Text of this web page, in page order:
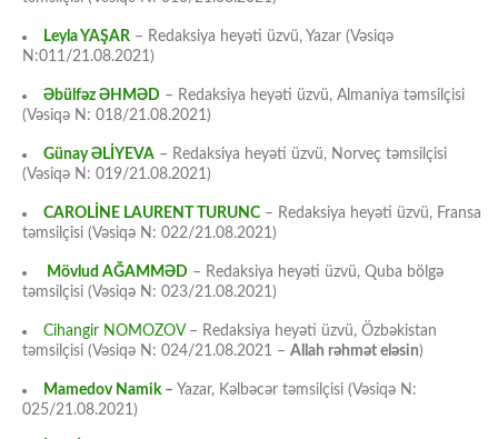
Leyla YAŞAR – Redaksiya heyəti üzvü, Yazar (Vəsiqə
N:011/21.08.2021)
Əbülfəz ƏHMƏD – Redaksiya heyəti üzvü, Almaniya təmsilçisi
(Vəsiqə N: 018/21.08.2021)
Günay ƏLİYEVA – Redaksiya heyəti üzvü, Norveç təmsilçisi
(Vəsiqə N: 019/21.08.2021)
CAROLİNE LAURENT TURUNC – Redaksiya heyəti üzvü, Fransa
təmsilçisi (Vəsiqə N: 022/21.08.2021)
Mövlud AĞAMMƏD – Redaksiya heyəti üzvü, Quba bölgə
təmsilçisi (Vəsiqə N: 023/21.08.2021)
Cihangir NOMOZOV– Redaksiya heyəti üzvü, Özbəkistan
təmsilçisi (Vəsiqə N: 024/21.08.2021 – Allah rəhmət eləsin)
Mamedov Namik– Yazar, Kəlbəcər təmsilçisi (Vəsiqə N:
025/21.08.2021)